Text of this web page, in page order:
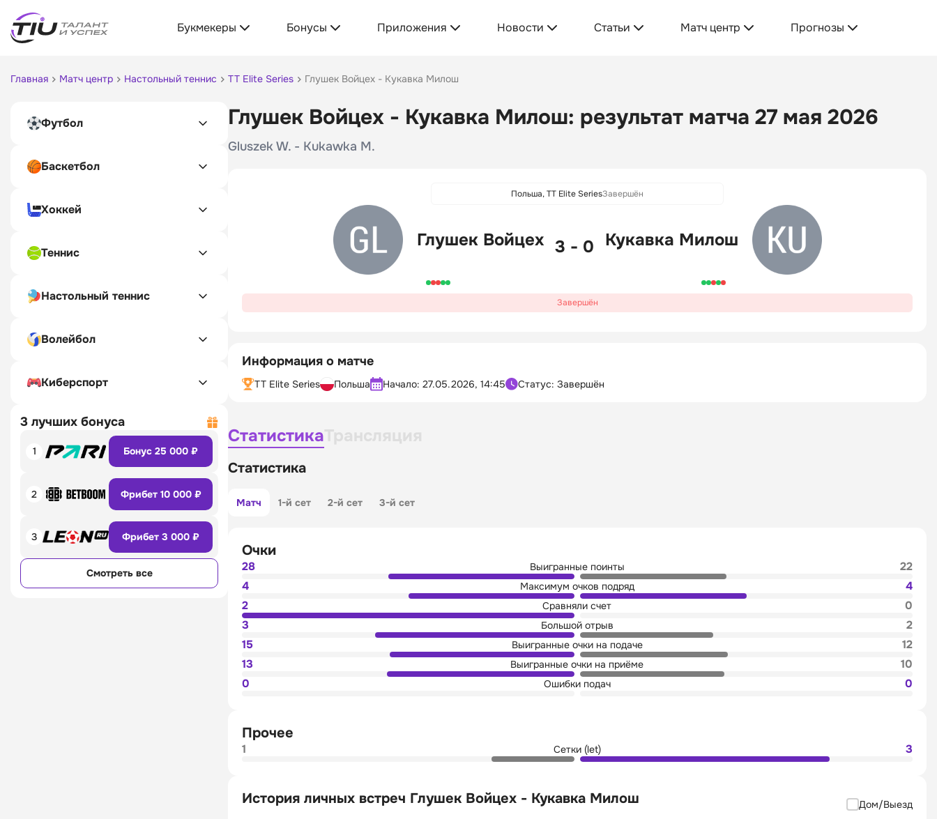
Букмекеры Бонусы Приложения Новости Статьи Матч центр Прогнозы
Главная Матч центр Настольный теннис TT Elite Series Глушек Войцех - Кукавка Милош
Футбол
Баскетбол
Хоккей
Теннис
Настольный теннис
Волейбол
Киберспорт
3 лучших бонуса
1 Бонус 25 000 ₽
2 Фрибет 10 000 ₽
3 Фрибет 3 000 ₽
Смотреть все
Глушек Войцех - Кукавка Милош: результат матча 27 мая 2026
Gluszek W. - Kukawka M.
Польша, TT Elite SeriesЗавершён
Глушек Войцех 3 - 0 Кукавка Милош
Завершён
Информация о матче
TT Elite Series Польша Начало: 27.05.2026, 14:45 Статус: Завершён
Статистика
Статистика
Матч 1-й сет 2-й сет 3-й сет
Очки
28 Выигранные поинты
22
4
Максимум очков подряд
4
2
Сравняли счет
0
3
Большой отрыв
2
15
Выигранные очки на подаче
12
13
Выигранные очки на приёме
10
0
Ошибки подач 0
Прочее
1 Сетки (let) 3
История личных встреч Глушек Войцех - Кукавка Милош Дом/Выезд